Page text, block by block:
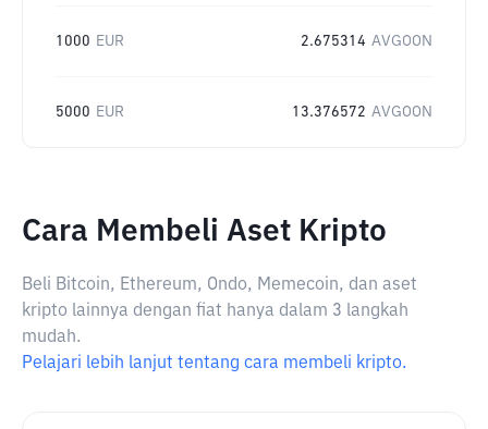
1000 EUR 2.675314 AVGOON
5000 EUR 13.376572 AVGOON
Cara Membeli Aset Kripto
Beli Bitcoin, Ethereum, Ondo, Memecoin, dan aset
kripto lainnya dengan fiat hanya dalam 3 langkah
mudah.
Pelajari lebih lanjut tentang cara membeli kripto.